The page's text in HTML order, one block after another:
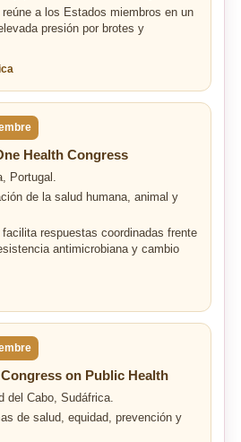
reúne a los Estados miembros en un
presión por brotes y
Health Congress
Portugal.
de la salud humana, animal y
facilita respuestas coordinadas frente
antimicrobiana y cambio
on Public Health
del Cabo, Sudáfrica.
de salud, equidad, prevención y